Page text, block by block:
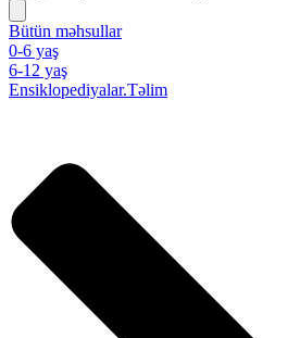
Bütün məhsullar
0-6 yaş
6-12 yaş
Ensiklopediyalar.Təlim